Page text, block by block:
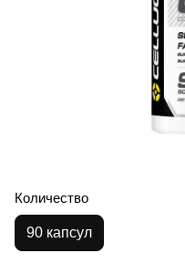
Количество
90 капсул